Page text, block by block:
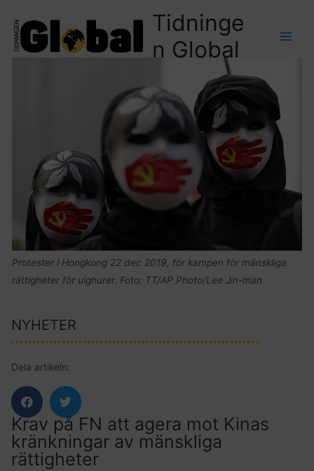
Tidninge
n Global
Protester i Hongkong 22 dec 2019, för kampen för mänskliga
rättigheter för uighurer. Foto: TT/AP Photo/Lee Jin-man
NYHETER
Dela artikeln:
Krav på FN att agera mot Kinas
kränkningar av mänskliga
rättigheter